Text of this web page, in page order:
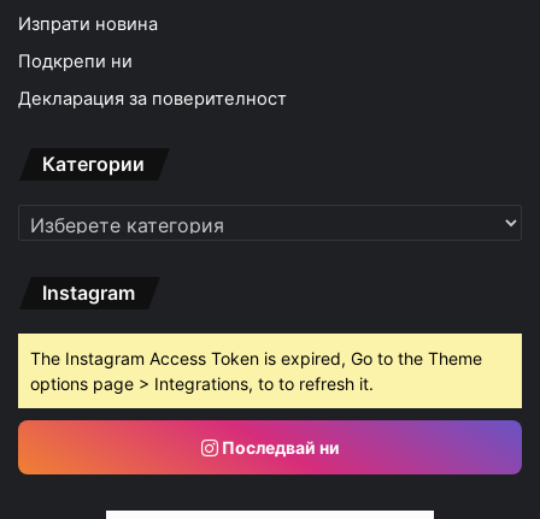
Изпрати новина
Подкрепи ни
Декларация за поверителност
Категории
Категории
Instagram
The Instagram Access Token is expired, Go to the Theme
options page > Integrations, to to refresh it.
Последвай ни